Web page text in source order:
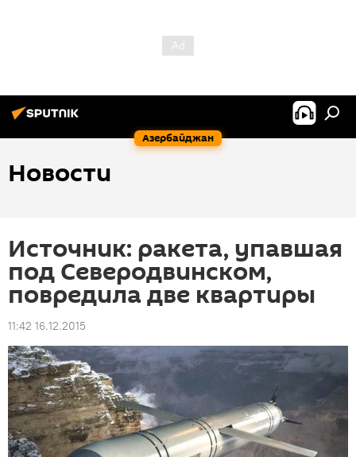
Азербайджан
Новости
Источник: ракета, упавшая
под Северодвинском,
повредила две квартиры
11:42 16.12.2015